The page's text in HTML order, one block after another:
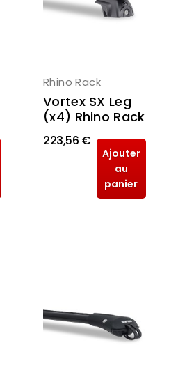
Rhino Rack
Vortex SX Leg
(x4) Rhino Rack
223,56 €
Ajouter
au
panier